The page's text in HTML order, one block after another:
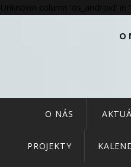
O
O NÁS
PROJEKTY